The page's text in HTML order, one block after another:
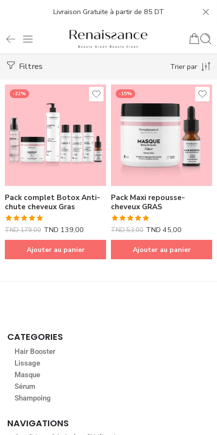
Livraison Gratuite à partir de 85 DT
Filtres Trier par
-22%
Pack complet Botox Anti-
chute cheveux Gras
Note5.00
sur 5
TND179,00 TND 139,00
Ajouter au panier
-15%
Pack Maxi repousse-
cheveux GRAS
Note5.00
sur 5
TND53,00 TND 45,00
Ajouter au panier
CATEGORIES
Hair Booster
Lissage
Masque
Sérum
Shampoing
NAVIGATIONS